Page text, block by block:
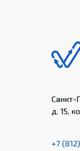
Санкт-
д. 15,
+7